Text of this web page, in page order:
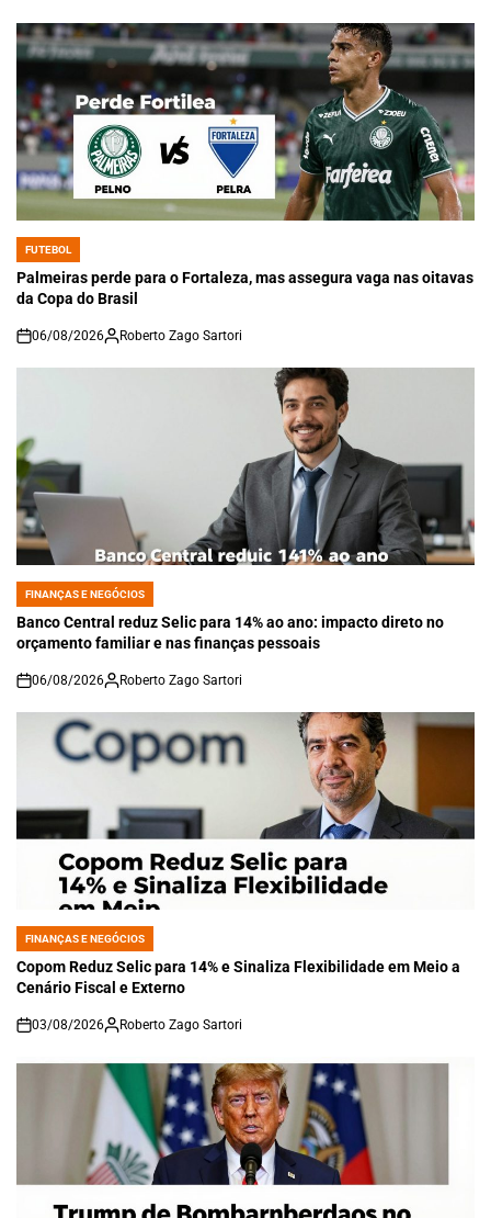
POSTED
IN
FUTEBOL
Palmeiras perde para o Fortaleza, mas assegura vaga nas oitavas
da Copa do Brasil
on
06/08/2026 Roberto Zago Sartori
POSTED
IN
FINANÇAS E NEGÓCIOS
Banco Central reduz Selic para 14% ao ano: impacto direto no
orçamento familiar e nas finanças pessoais
on
06/08/2026 Roberto Zago Sartori
POSTED
IN
FINANÇAS E NEGÓCIOS
Copom Reduz Selic para 14% e Sinaliza Flexibilidade em Meio a
Cenário Fiscal e Externo
on
03/08/2026 Roberto Zago Sartori